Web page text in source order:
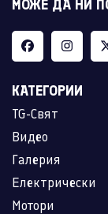
МОЖЕ ДА НИ
КАТЕГОРИИ
TG-Свят
Видео
Галерия
Електрически
Мотори